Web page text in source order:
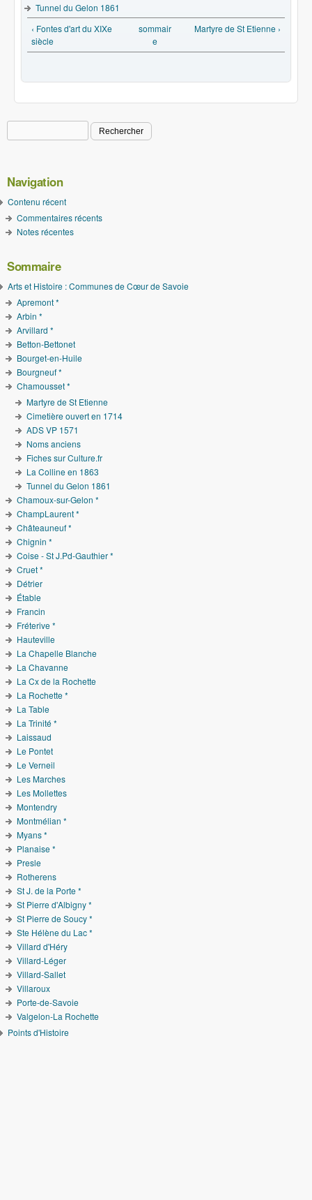
Tunnel du Gelon 1861
‹ Fontes d'art du XIXe
siècle
sommair
e
Martyre de St Etienne ›
Formulaire de recherche
Navigation
Contenu récent
Commentaires récents
Notes récentes
Sommaire
Arts et Histoire : Communes de Cœur de Savoie
Apremont *
Arbin *
Arvillard *
Betton-Bettonet
Bourget-en-Huile
Bourgneuf *
Chamousset *
Martyre de St Etienne
Cimetière ouvert en 1714
ADS VP 1571
Noms anciens
Fiches sur Culture.fr
La Colline en 1863
Tunnel du Gelon 1861
Chamoux-sur-Gelon *
ChampLaurent *
Châteauneuf *
Chignin *
Coise - St J.Pd-Gauthier *
Cruet *
Détrier
Étable
Francin
Fréterive *
Hauteville
La Chapelle Blanche
La Chavanne
La Cx de la Rochette
La Rochette *
La Table
La Trinité *
Laissaud
Le Pontet
Le Verneil
Les Marches
Les Mollettes
Montendry
Montmélian *
Myans *
Planaise *
Presle
Rotherens
St J. de la Porte *
St Pierre d'Albigny *
St Pierre de Soucy *
Ste Hélène du Lac *
Villard d'Héry
Villard-Léger
Villard-Sallet
Villaroux
Porte-de-Savoie
Valgelon-La Rochette
Points d'Histoire